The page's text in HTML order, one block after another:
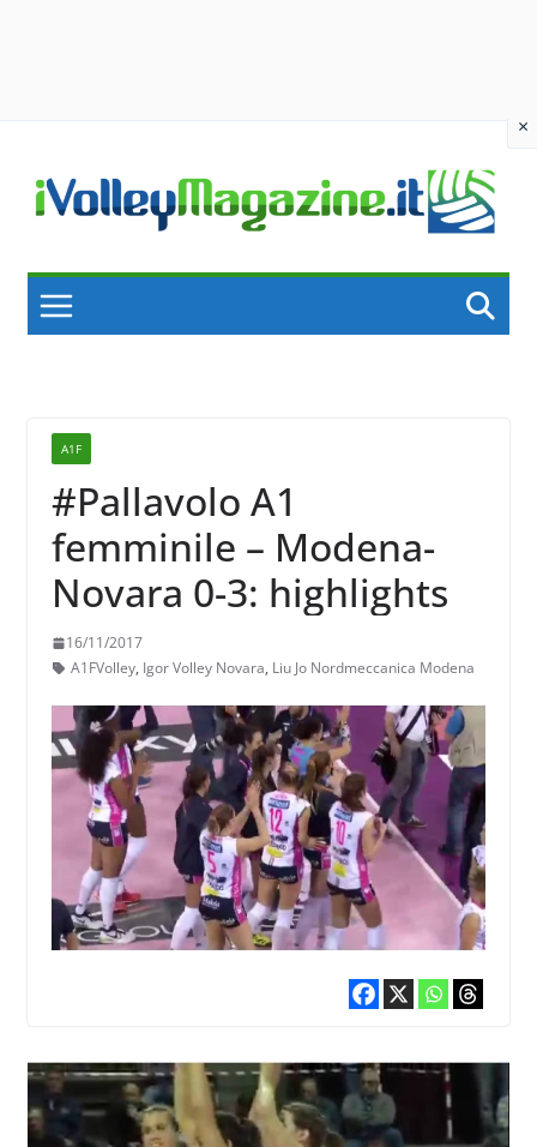
×
content
A1F
#Pallavolo A1
femminile – Modena-
Novara 0-3: highlights
16/11/2017
A1FVolley, Igor Volley Novara, Liu Jo Nordmeccanica Modena